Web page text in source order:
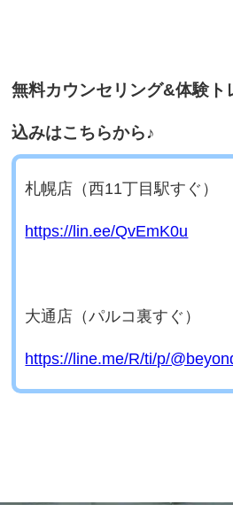
無料カウンセリング&体験ト
込みはこちらから♪
札幌店（西11丁目駅すぐ）
https://lin.ee/QvEmK0u
大通店（パルコ裏すぐ）
https://line.me/R/ti/p/